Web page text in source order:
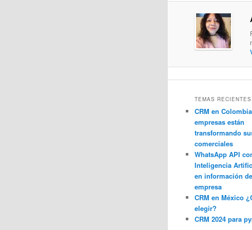
TEMAS RECIENTES
CRM en
empresas están
transformando
comerciales
WhatsApp API
Inteligencia
en información
empresa
CRM en México
elegir?
CRM 2024 para